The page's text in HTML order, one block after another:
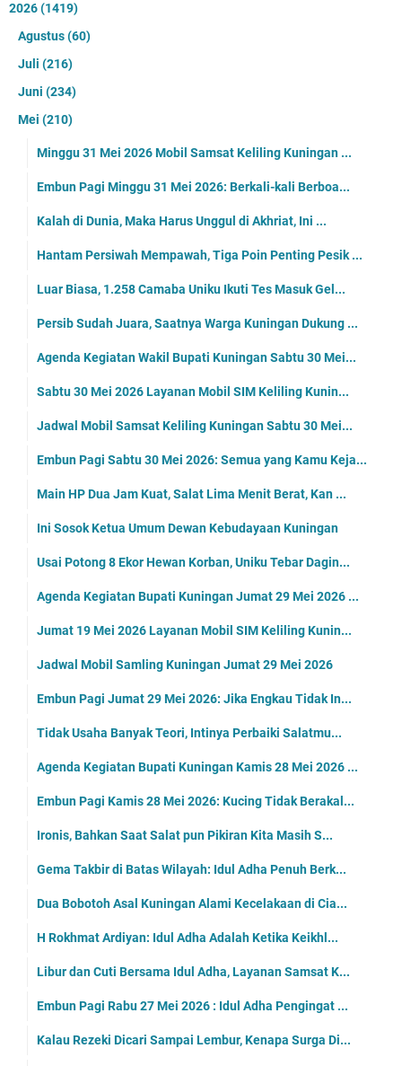
2026(1419)
Agustus(60)
Juli (216)
Juni (234)
Mei (210)
Minggu 31 Mei 2026 Mobil Samsat Keliling Kuningan ...
Embun Pagi Minggu 31 Mei 2026: Berkali-kali Berboa...
Kalah di Dunia, Maka Harus Unggul di Akhriat, Ini ...
Hantam Persiwah Mempawah, Tiga Poin Penting Pesik ...
Luar Biasa, 1.258 Camaba Uniku Ikuti Tes Masuk Gel...
Persib Sudah Juara, Saatnya Warga Kuningan Dukung ...
Agenda Kegiatan Wakil Bupati Kuningan Sabtu 30 Mei...
Sabtu 30 Mei 2026 Layanan Mobil SIM Keliling Kunin...
Jadwal Mobil Samsat Keliling Kuningan Sabtu 30 Mei...
Embun Pagi Sabtu 30 Mei 2026: Semua yang Kamu Keja...
Main HP Dua Jam Kuat, Salat Lima Menit Berat, Kan ...
Ini Sosok Ketua Umum Dewan Kebudayaan Kuningan
Usai Potong 8 Ekor Hewan Korban, Uniku Tebar Dagin...
Agenda Kegiatan Bupati Kuningan Jumat 29 Mei 2026 ...
Jumat 19 Mei 2026 Layanan Mobil SIM Keliling Kunin...
Jadwal Mobil Samling Kuningan Jumat 29 Mei 2026
Embun Pagi Jumat 29 Mei 2026: Jika Engkau Tidak In...
Tidak Usaha Banyak Teori, Intinya Perbaiki Salatmu...
Agenda Kegiatan Bupati Kuningan Kamis 28 Mei 2026 ...
Embun Pagi Kamis 28 Mei 2026: Kucing Tidak Berakal...
Ironis, Bahkan Saat Salat pun Pikiran Kita Masih S...
Gema Takbir di Batas Wilayah: Idul Adha Penuh Berk...
Dua Bobotoh Asal Kuningan Alami Kecelakaan di Cia...
H Rokhmat Ardiyan: Idul Adha Adalah Ketika Keikhl...
Libur dan Cuti Bersama Idul Adha, Layanan Samsat K...
Embun Pagi Rabu 27 Mei 2026 : Idul Adha Pengingat ...
Kalau Rezeki Dicari Sampai Lembur, Kenapa Surga Di...